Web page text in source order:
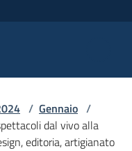
/ Gennaio /
dal vivo alla
editoria, artigianato